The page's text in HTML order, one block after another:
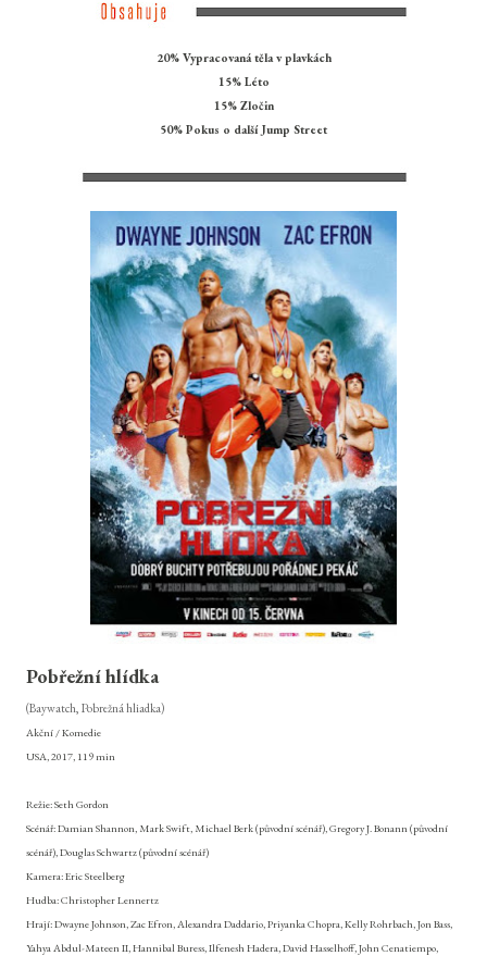
20% Vypracovaná těla v plavkách
15% Léto
15% Zločin
50% Pokus o další Jump Street
Pobřežní hlídka
(Baywatch, Pobrežná hliadka)
Akční / Komedie
USA, 2017, 119 min
Režie: Seth Gordon
Scénář: Damian Shannon, Mark Swift, Michael Berk (původní scénář), Gregory J. Bonann (původní
scénář), Douglas Schwartz (původní scénář)
Kamera: Eric Steelberg
Hudba: Christopher Lennertz
Hrají: Dwayne Johnson, Zac Efron, Alexandra Daddario, Priyanka Chopra, Kelly Rohrbach, Jon Bass,
Yahya Abdul-Mateen II, Hannibal Buress, Ilfenesh Hadera, David Hasselhoff, John Cenatiempo,